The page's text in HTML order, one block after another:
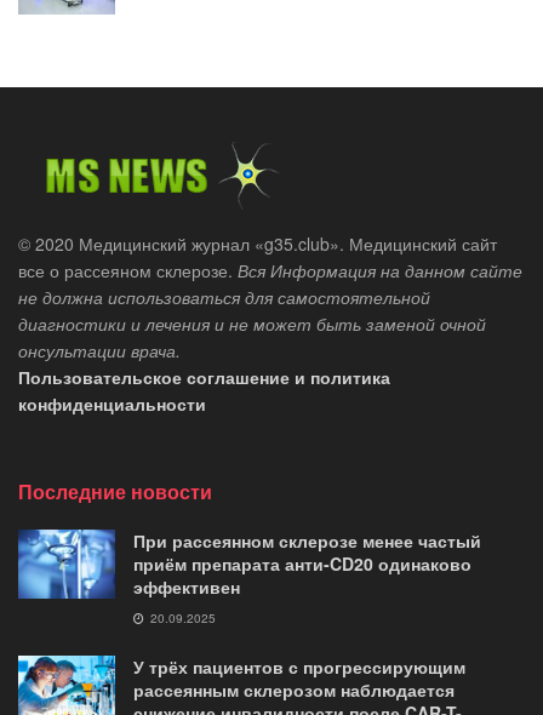
© 2020 Медицинский журнал «g35.club». Медицинский сайт
все о рассеяном склерозе. Вся Информация на данном сайте
не должна использоваться для самостоятельной
диагностики и лечения и не может быть заменой очной
онсультации врача.
Пользовательское соглашение и политика
конфиденциальности
Последние новости
При рассеянном склерозе менее частый
приём препарата анти-CD20 одинаково
эффективен
20.09.2025
У трёх пациентов с прогрессирующим
рассеянным склерозом наблюдается